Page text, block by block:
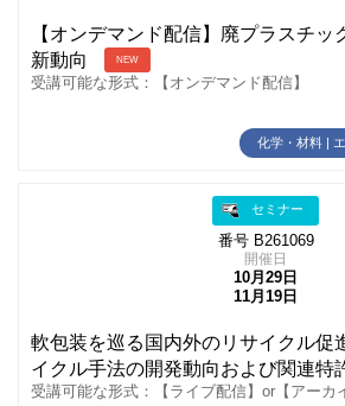
【オンデマンド配信】廃プラスチッ
新動向
NEW
受講可能な形式：【オンデマンド配信】
化学・材料 |
セミナー
番号 B261069
開催日
10月29日
11月19日
軟包装を巡る国内外のリサイクル促
イクル手法の開発動向および関連特
受講可能な形式：【ライブ配信】or【アーカ